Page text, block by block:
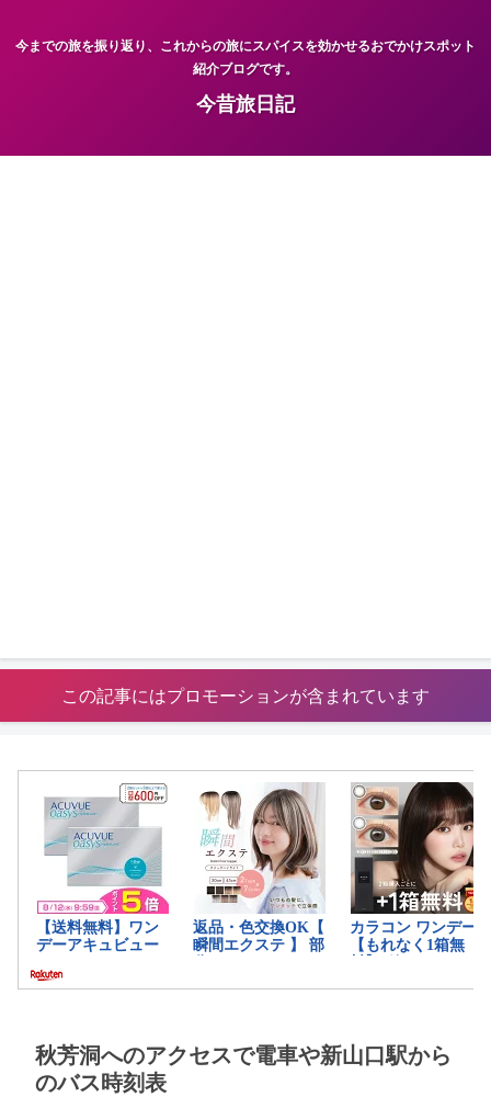
今までの旅を振り返り、これからの旅にスパイスを効かせるおでかけスポット
紹介ブログです。
今昔旅日記
この記事にはプロモーションが含まれています
秋芳洞へのアクセスで電車や新山口駅から
のバス時刻表